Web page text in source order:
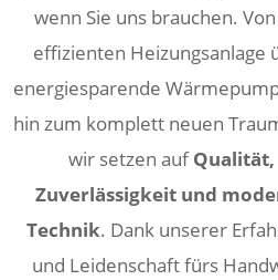
wenn Sie uns brauchen.
effizienten Heizungsanlage
energiesparende
hin zum komplett neuen
wir setzen aufQualität,
Zuverlässigkeit und
Technik. Dank unserer
und Leidenschaft fürs